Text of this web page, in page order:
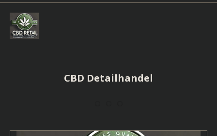
Skip
content
CBD Detailhandel